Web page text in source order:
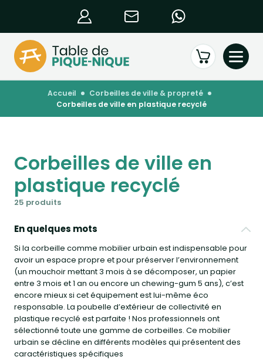
accueil
corbeilles de ville & propreté
corbeilles de ville en plastique recyclé
Corbeilles de ville en
plastique recyclé
25 produits
En quelques mots
Si la corbeille comme mobilier urbain est indispensable pour
avoir un espace propre et pour préserver l’environnement
(un mouchoir mettant 3 mois à se décomposer, un papier
entre 3 mois et 1 an ou encore un chewing-gum 5 ans), c’est
encore mieux si cet équipement est lui-même éco
responsable. La poubelle d’extérieur de collectivité en
plastique recyclé est parfaite ! Nos professionnels ont
sélectionné toute une gamme de corbeilles. Ce mobilier
urbain se décline en différents modèles qui présentent des
caractéristiques spécifiques